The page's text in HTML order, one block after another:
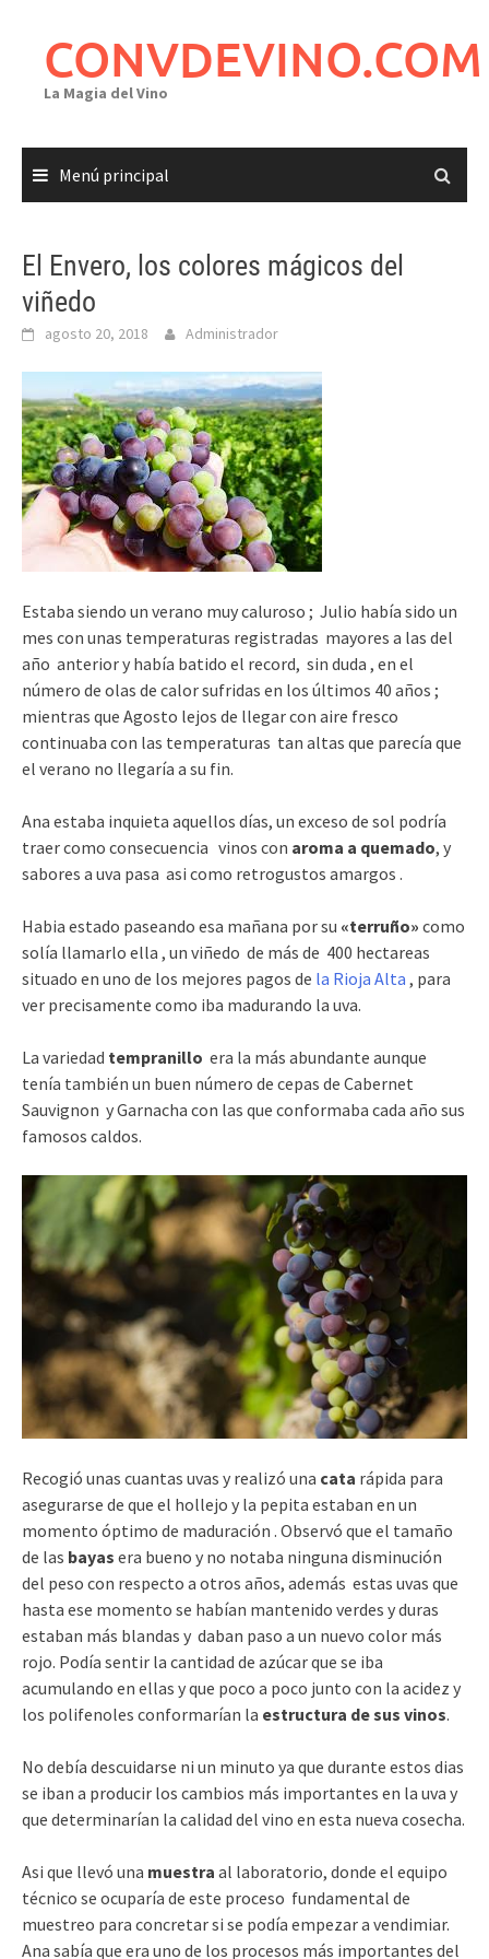
contenidoCONVDEVINO.COM
La Magia del Vino
Menú principal
El Envero, los colores mágicos del
viñedo
agosto 20, 2018 Administrador
Estaba siendo un verano muy caluroso ; Julio había sido un
mes con unas temperaturas registradas mayores a las del
año anterior y había batido el record, sin duda , en el
número de olas de calor sufridas en los últimos 40 años ;
mientras que Agosto lejos de llegar con aire fresco
continuaba con las temperaturas tan altas que parecía que
el verano no llegaría a su fin.
Ana estaba inquieta aquellos días, un exceso de sol podría
traer como consecuencia vinos con aroma a quemado, y
sabores a uva pasa asi como retrogustos amargos .
Habia estado paseando esa mañana por su «terruño» como
solía llamarlo ella , un viñedo de más de 400 hectareas
situado en uno de los mejores pagos de la Rioja Alta , para
ver precisamente como iba madurando la uva.
La variedad tempranillo era la más abundante aunque
tenía también un buen número de cepas de Cabernet
Sauvignon y Garnacha con las que conformaba cada año sus
famosos caldos.
Recogió unas cuantas uvas y realizó una cata rápida para
asegurarse de que el hollejo y la pepita estaban en un
momento óptimo de maduración . Observó que el tamaño
de las bayas era bueno y no notaba ninguna disminución
del peso con respecto a otros años, además estas uvas que
hasta ese momento se habían mantenido verdes y duras
estaban más blandas y daban paso a un nuevo color más
rojo. Podía sentir la cantidad de azúcar que se iba
acumulando en ellas y que poco a poco junto con la acidez y
los polifenoles conformarían la estructura de sus vinos.
No debía descuidarse ni un minuto ya que durante estos dias
se iban a producir los cambios más importantes en la uva y
que determinarían la calidad del vino en esta nueva cosecha.
Asi que llevó una muestra al laboratorio, donde el equipo
técnico se ocuparía de este proceso fundamental de
muestreo para concretar si se podía empezar a vendimiar.
Ana sabía que era uno de los procesos más importantes del